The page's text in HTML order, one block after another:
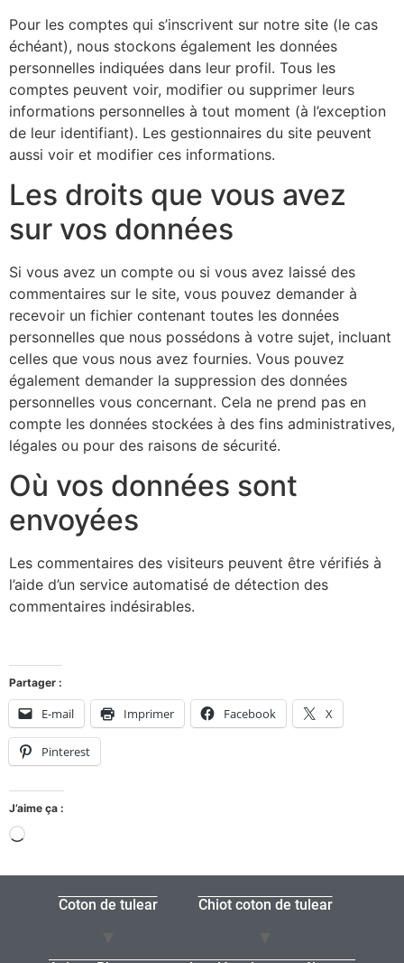
Pour les comptes qui s’inscrivent sur notre site (le cas
échéant), nous stockons également les données
personnelles indiquées dans leur profil. Tous les
comptes peuvent voir, modifier ou supprimer leurs
informations personnelles à tout moment (à l’exception
de leur identifiant). Les gestionnaires du site peuvent
aussi voir et modifier ces informations.
Les droits que vous avez
sur vos données
Si vous avez un compte ou si vous avez laissé des
commentaires sur le site, vous pouvez demander à
recevoir un fichier contenant toutes les données
personnelles que nous possédons à votre sujet, incluant
celles que vous nous avez fournies. Vous pouvez
également demander la suppression des données
personnelles vous concernant. Cela ne prend pas en
compte les données stockées à des fins administratives,
légales ou pour des raisons de sécurité.
Où vos données sont
envoyées
Les commentaires des visiteurs peuvent être vérifiés à
l’aide d’un service automatisé de détection des
commentaires indésirables.
Partager :
E-mail Imprimer Facebook X
Pinterest
J’aime ça :
Coton de tulear Chiot coton de tulear